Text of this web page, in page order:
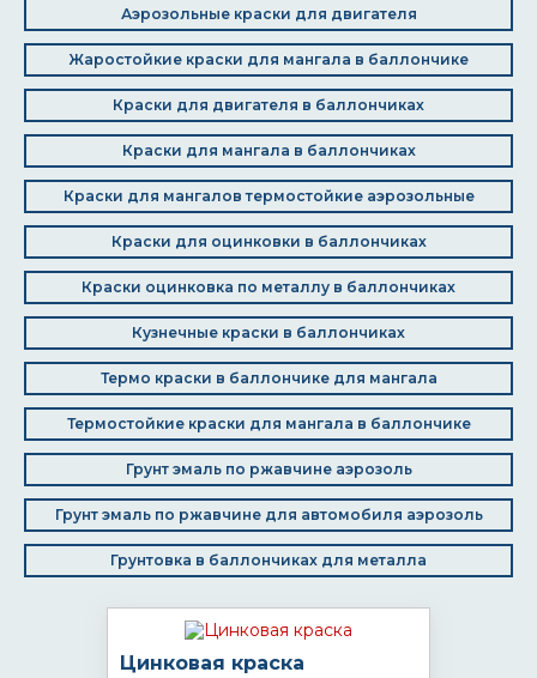
Аэрозольные краски для двигателя
Жаростойкие краски для мангала в баллончике
Краски для двигателя в баллончиках
Краски для мангала в баллончиках
Краски для мангалов термостойкие аэрозольные
Краски для оцинковки в баллончиках
Краски оцинковка по металлу в баллончиках
Кузнечные краски в баллончиках
Термо краски в баллончике для мангала
Термостойкие краски для мангала в баллончике
Грунт эмаль по ржавчине аэрозоль
Грунт эмаль по ржавчине для автомобиля аэрозоль
Грунтовка в баллончиках для металла
Цинковая краска